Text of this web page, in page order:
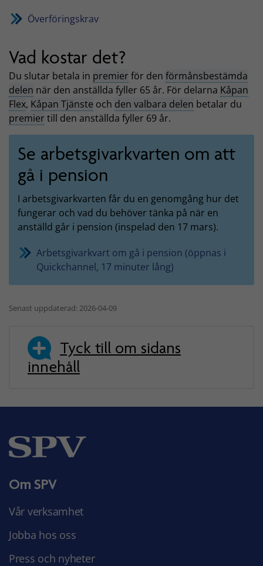
Överföringskrav
Vad kostar det?
Du slutar betala in premier för den förmånsbestämda
delen när den anställda fyller 65 år. För delarna Kåpan
Flex, Kåpan Tjänste och den valbara delen betalar du
premier till den anställda fyller 69 år.
Se arbetsgivarkvarten om att
gå i pension
I arbetsgivarkvarten får du en genomgång hur det
fungerar och vad du behöver tänka på när en
anställd går i pension (inspelad den 17 mars).
Arbetsgivarkvart om gå i pension (öppnas i
Quickchannel, 17 minuter lång)
Senast uppdaterad: 2026-04-09
Tyck till om sidans
innehåll
Om SPV
Vår verksamhet
Jobba hos oss
Press och nyheter